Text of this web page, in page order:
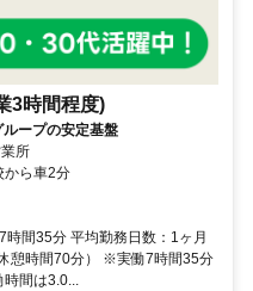
3時間程度)
ループの安定基盤
所
から車2分
間35分 平均勤務日数：1ヶ月
憩時間70分） ※実働7時間35分
間は3.0...